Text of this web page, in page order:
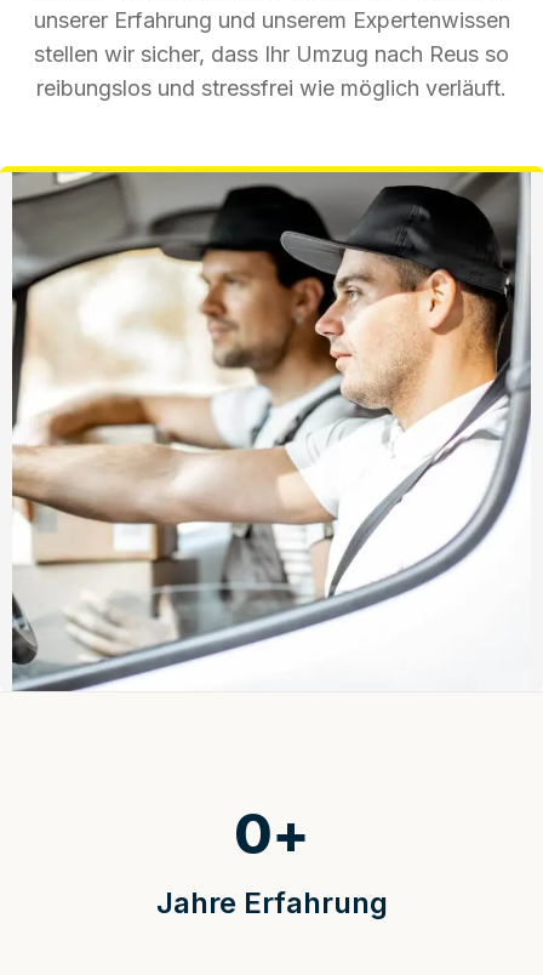
unserer Erfahrung und unserem Expertenwissen
stellen wir sicher, dass Ihr Umzug nach Reus so
reibungslos und stressfrei wie möglich verläuft.
Jahre Erfahrung
0+